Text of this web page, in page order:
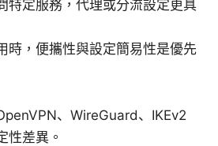
特定服務，代理或分流設定更具
時，便攜性與設定簡易性是優先
、WireGuard、IKEv2
性差異。